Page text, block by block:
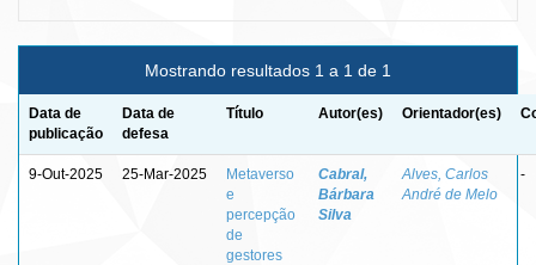
Mostrando resultados 1 a 1 de 1
Data de
publicação
Data de
defesa
Título Autor(es) Orientador(es)
9-Out-2025 25-Mar-2025
Metaverso
e
percepção
de
gestores
Cabral,
Bárbara
Silva
Alves, Carlos
André de Melo
-